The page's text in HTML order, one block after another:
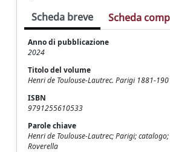
Scheda breve Scheda
Anno di pubblicazione
2024
Titolo del volume
Henri de Toulouse-Lautrec. Parigi 1881-
ISBN
9791255610533
Parole chiave
Henri de Toulouse-Lautrec; Parigi;
Roverella